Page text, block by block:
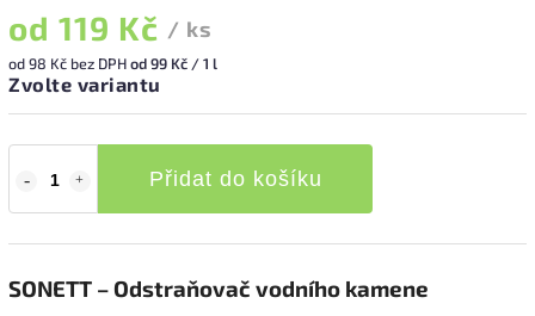
od 119 Kč / ks
od98 Kč bez DPHod 99 Kč / 1 l
Zvolte variantu
Přidat do košíku
SONETT – Odstraňovač vodního kamene